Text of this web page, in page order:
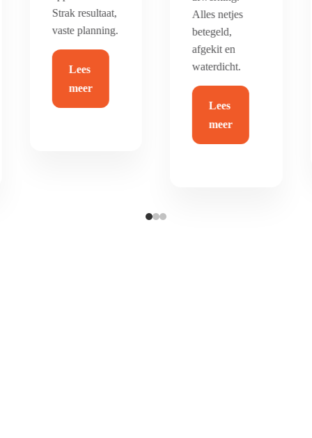
Alles netjes
betegeld,
afgekit en
waterdicht.
Lees
duurzaam en
helemaal van
nu.
Lees
meer